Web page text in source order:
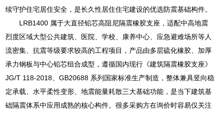
续守护住宅居住安全，是长久性居住住宅建设的优选防震基础构件。
LRB1400 属于大直径铅芯高阻尼隔震橡胶支座，适配中高地震
烈度区域大型公共建筑、医院、学校、康养中心、应急避难场所等人
流密集、抗震等级要求较高的工程项目，产品由多层硫化橡胶、加厚
承力钢板与中心铅芯组合成型，遵循国内现行《建筑隔震橡胶支座》
JG/T 118-2018、GB20688 系列国家标准生产制造，整体兼具竖向稳
定承载、水平柔性变形、地震能量耗散三大基础功能，是当下建筑基
础隔震体系中应用成熟的核心构件。很多采购方在询价时容易仅关注